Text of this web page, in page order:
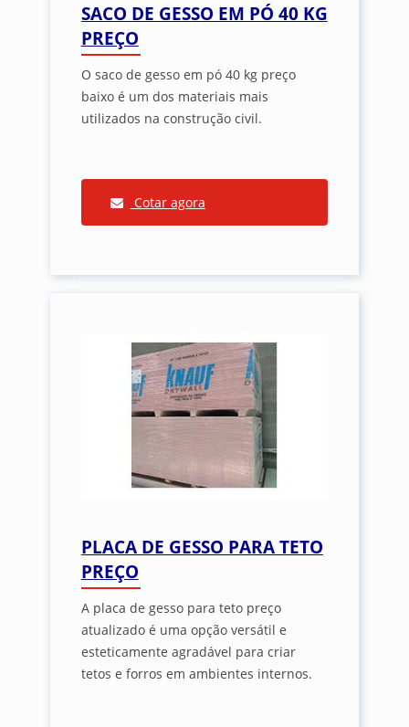
SACO DE GESSO EM PÓ 40 KG
PREÇO
O saco de gesso em pó 40 kg preço
baixo é um dos materiais mais
utilizados na construção civil.
Cotar agora
PLACA DE GESSO PARA TETO
PREÇO
A placa de gesso para teto preço
atualizado é uma opção versátil e
esteticamente agradável para criar
tetos e forros em ambientes internos.